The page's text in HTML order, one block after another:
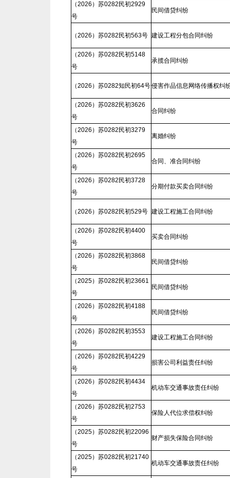
（2026）苏0282民初2929
号
民间借贷纠纷
（2026）苏0282民初563号 建设工程分包合同纠纷
（2026）苏0282民初5148
号
承揽合同纠纷
（2026）苏0282知民初64号侵害作品信息网络传播权纠
（2026）苏0282民初3626
号
合同纠纷
（2026）苏0282民初3279
号
离婚纠纷
（2026）苏0282民初2695
号
合同、准合同纠纷
（2026）苏0282民初3728
号
分期付款买卖合同纠纷
（2026）苏0282民初529号 建设工程施工合同纠纷
（2026）苏0282民初4400
号
买卖合同纠纷
（2026）苏0282民初3868
号
民间借贷纠纷
（2025）苏0282民初23661
号
民间借贷纠纷
（2026）苏0282民初4188
号
民间借贷纠纷
（2026）苏0282民初3553
号
建设工程施工合同纠纷
（2026）苏0282民初4229
号
损害公司利益责任纠纷
（2026）苏0282民初4434
号
机动车交通事故责任纠纷
（2026）苏0282民初2753
号
保险人代位求偿权纠纷
（2025）苏0282民初22096
号
财产损失保险合同纠纷
（2025）苏0282民初21740
号
机动车交通事故责任纠纷